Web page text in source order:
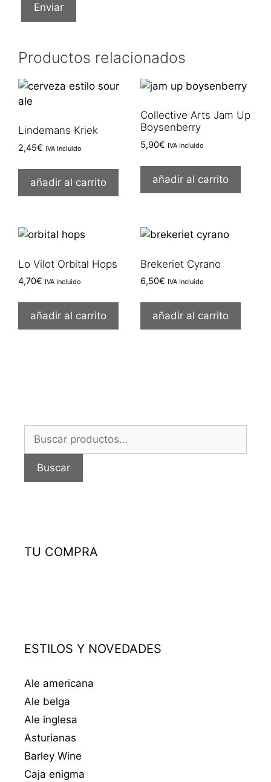
Productos relacionados
Lindemans Kriek
2,45€ IVA Incluido
añadir al carrito
Collective Arts Jam Up
Boysenberry
5,90€ IVA Incluido
añadir al carrito
Lo Vilot Orbital Hops
4,70€ IVA Incluido
añadir al carrito
Brekeriet Cyrano
6,50€ IVA Incluido
añadir al carrito
Buscar
Buscar
TU COMPRA
ESTILOS Y NOVEDADES
Ale americana
Ale belga
Ale inglesa
Asturianas
Barley Wine
Caja enigma